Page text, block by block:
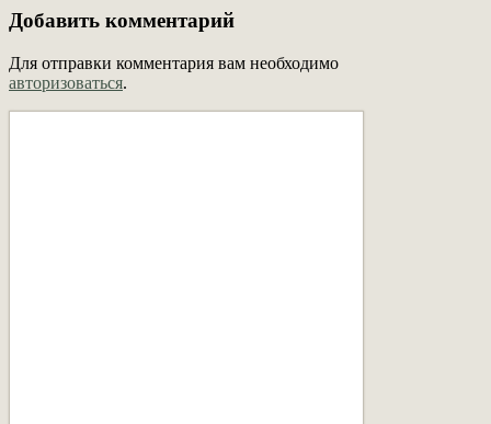
Добавить комментарий
Для отправки комментария вам необходимо
авторизоваться.